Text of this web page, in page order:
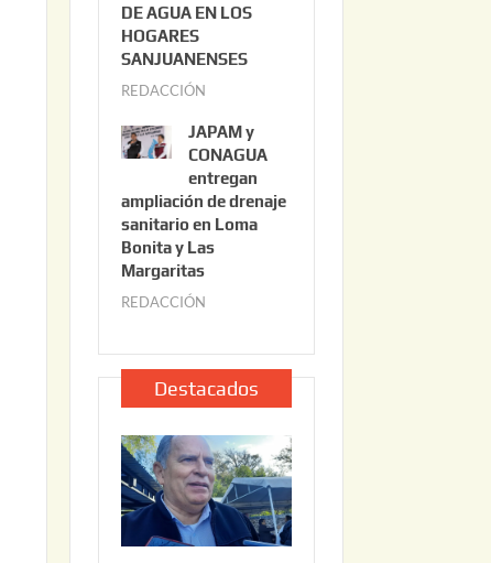
0
DE AGUA EN LOS
HOGARES
SANJUANENSES
REDACCIÓN
l
i
o
2
2
2
6
JAPAM y
CONAGUA
entregan
ampliación de drenaje
sanitario en Loma
Bonita y Las
Margaritas
REDACCIÓN
l
i
o
2
2
,
2
0
Destacados